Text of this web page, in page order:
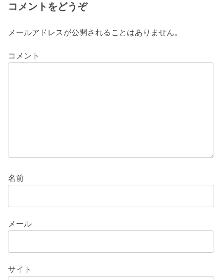
コメントをどうぞ
メールアドレスが公開されることはありません。
コメント
名前
メール
サイト